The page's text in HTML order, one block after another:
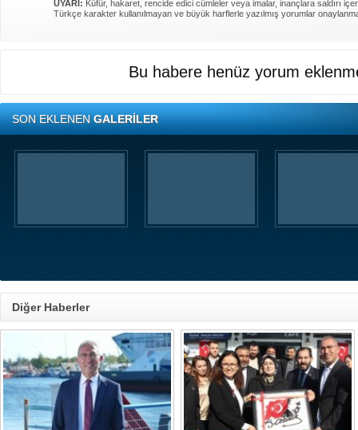
UYARI: Küfür, hakaret, rencide edici cümleler veya imalar, inançlara saldırı
Türkçe karakter kullanılmayan ve büyük harflerle yazılmış yorumlar
Bu habere henüz yorum
SON EKLENENGALERİLER
Diğer Haberler